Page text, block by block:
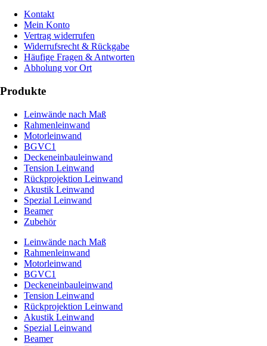
Kontakt
Mein Konto
Vertrag widerrufen
Widerrufsrecht & Rückgabe
Häufige Fragen & Antworten
Abholung vor Ort
Produkte
Leinwände nach Maß
Rahmenleinwand
Motorleinwand
BGVC1
Deckeneinbauleinwand
Tension Leinwand
Rückprojektion Leinwand
Akustik Leinwand
Spezial Leinwand
Beamer
Zubehör
Leinwände nach Maß
Rahmenleinwand
Motorleinwand
BGVC1
Deckeneinbauleinwand
Tension Leinwand
Rückprojektion Leinwand
Akustik Leinwand
Spezial Leinwand
Beamer